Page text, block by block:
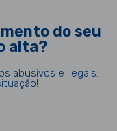
do seu
alta?
abusivos e ilegais.